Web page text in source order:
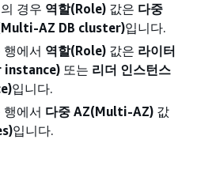
경우 역할(Role) 값은 다중
AZ DB cluster)입니다.
행에서 역할(Role) 값은 라이터
instance) 또는 리더 인스턴스
입니다.
행에서 다중 AZ(Multi-AZ) 값
입니다.